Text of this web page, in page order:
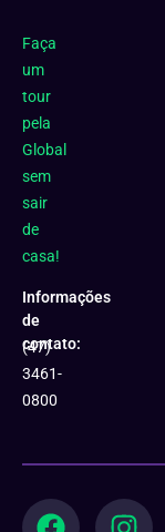
Faça
um
tour
pela
Global
sem
sair
de
casa!
Informações
de
contato:
(47)
3461-
0800
F
I
Y